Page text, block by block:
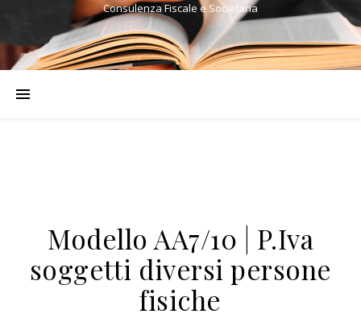
Consulenza Fiscale e Societaria
Modello AA7/10 | P.Iva
soggetti diversi persone
fisiche